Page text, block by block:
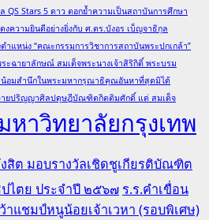
QS Stars 5 ดาว ตอกย้ำความเป็นสถาบันการศึกษา
งความยินดีอย่างยิ่งกับ ศ.ดร.บังอร เบ็ญจาธิกุล
ำแหน่ง “คณะกรรมการวิชาการสถาบันพระปกเกล้า”
ะฉายาลักษณ์ สมเด็จพระนางเจ้าสิริกิติ์ พระบรม
อมสำนึกในพระมหากรุณาธิคุณอันหาที่สุดมิได้
ายปริญญาศิลปดุษฎีบัณฑิตกิตติมศักดิ์ แด่ สมเด็จ
หาวิทยาลัยกรุงเทพ
สิต มอบรางวัลเชิดชูเกียรติบัณฑิต
ไตย ประจำปี ๒๕๖๗ ร.ร.คำเขื่อน
แชมป์หนูน้อยเจ้าเวหา (รอบพิเศษ)